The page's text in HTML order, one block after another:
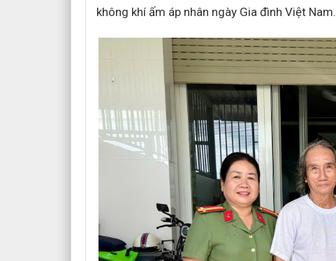
không khí ấm áp nhân ngày Gia đình Việt Nam.